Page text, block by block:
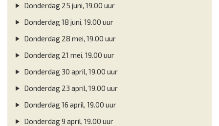
Donderdag 25 juni, 19.00 uur
Donderdag 18 juni, 19.00 uur
Donderdag 28 mei, 19.00 uur
Donderdag 21 mei, 19.00 uur
Donderdag 30 april, 19.00 uur
Donderdag 23 april, 19.00 uur
Donderdag 16 april, 19.00 uur
Donderdag 9 april, 19.00 uur